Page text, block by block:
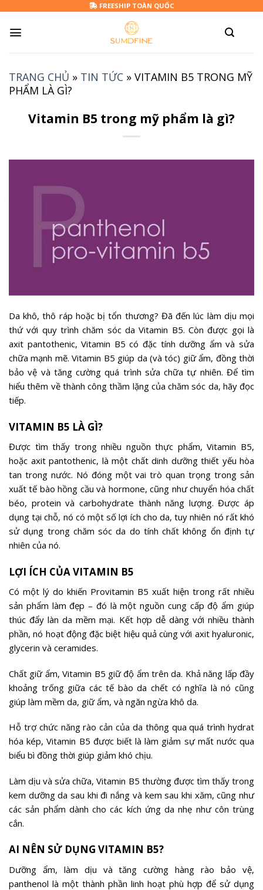
content
FREESHIP TOÀN QUỐC
TRANG CHỦ » TIN TỨC » VITAMIN B5 TRONG MỸ
PHẨM LÀ GÌ?
Vitamin B5 trong mỹ phẩm là gì?
Da khô, thô ráp hoặc bị tổn thương? Đã đến lúc làm dịu mọi
thứ với quy trình chăm sóc da Vitamin B5. Còn được gọi là
axit pantothenic, Vitamin B5 có đặc tính dưỡng ẩm và sửa
chữa mạnh mẽ. Vitamin B5 giúp da (và tóc) giữ ẩm, đồng thời
bảo vệ và tăng cường quá trình sửa chữa tự nhiên. Để tìm
hiểu thêm về thành công thầm lặng của chăm sóc da, hãy đọc
tiếp.
VITAMIN B5 LÀ GÌ?
Được tìm thấy trong nhiều nguồn thực phẩm, Vitamin B5,
hoặc axit pantothenic, là một chất dinh dưỡng thiết yếu hòa
tan trong nước. Nó đóng một vai trò quan trọng trong sản
xuất tế bào hồng cầu và hormone, cũng như chuyển hóa chất
béo, protein và carbohydrate thành năng lượng. Được áp
dụng tại chỗ, nó có một số lợi ích cho da, tuy nhiên nó rất khó
sử dụng trong chăm sóc da do tính chất không ổn định tự
nhiên của nó.
LỢI ÍCH CỦA VITAMIN B5
Có một lý do khiến Provitamin B5 xuất hiện trong rất nhiều
sản phẩm làm đẹp – đó là một nguồn cung cấp độ ẩm giúp
thúc đẩy làn da mềm mại. Kết hợp dễ dàng với nhiều thành
phần, nó hoạt động đặc biệt hiệu quả cùng với axit hyaluronic,
glycerin và ceramides.
Chất giữ ẩm, Vitamin B5 giữ độ ẩm trên da. Khả năng lấp đầy
khoảng trống giữa các tế bào da chết có nghĩa là nó cũng
giúp làm mềm da, giữ ẩm, và ngăn ngừa khô da.
Hỗ trợ chức năng rào cản của da thông qua quá trình hydrat
hóa kép, Vitamin B5 được biết là làm giảm sự mất nước qua
biểu bì đồng thời giúp giảm khó chịu.
Làm dịu và sửa chữa, Vitamin B5 thường được tìm thấy trong
kem dưỡng da sau khi đi nắng và kem sau khi xăm, cũng như
các sản phẩm dành cho các kích ứng da nhẹ như côn trùng
cắn.
AI NÊN SỬ DỤNG VITAMIN B5?
Dưỡng ẩm, làm dịu và tăng cường hàng rào bảo vệ,
panthenol là một thành phần linh hoạt phù hợp để sử dụng